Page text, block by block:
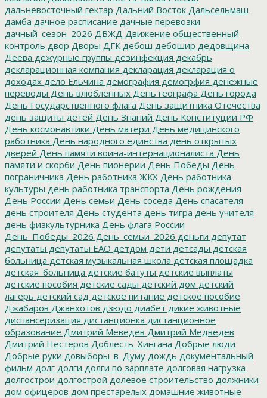
дальневосточный гектар Дальний Восток Дальсельмаш
дамба дачное расписание дачные перевозки
дачный_сезон_2026 ДВЖД Движение общественный
контроль двор Дворы ДГК дебош дебошир дедовщина
Деева дежурные группы дезинфекция декабрь
декларационная компания декларация декларация о
доходах дело Ельчина демография демогрфия денежные
переводы День влюбленных День географа День города
День Государственного флага День защитника Отечества
день защиты детей День Знаний День Конституции РФ
День космонавтики День матери День медицинского
работника День народного единства день открытых
дверей День памяти воина-интернационалиста День
памяти и скорби День пионерии День Победы День
пограничника День работника ЖКХ День работника
культуры день работника транспорта День рождения
День России День семьи День соседа День спасателя
день строителя День студента день тигра день учителя
день физкультурника День флага России
День_Победы_2026 День_семьи_2026 деньги депутат
депутаты депутаты ЕАО детдом дети детсады детская
больница детская музыкальная школа детская площадка
детская_больница детские батуты детские выплаты
детские пособия детские сады детский дом детский
лагерь детский сад детское питание детское пособие
Джабаров Джанхотов дзюдо диабет дикие животные
диспансеризация дистанционка дистанционное
образование Дмитрий Меведев Дмитрий Медведев
Дмитрий Нестеров Доблесть_Хингана Добрые люди
Добрые руки довыборы_в_Думу дождь документальный
фильм долг долги долги по зарплате долговая нагрузка
долгострои долгострой долевое строительство должники
дом офицеров дом престарелых домашние животные